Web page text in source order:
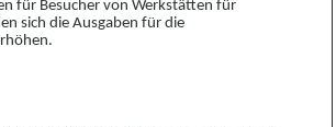
für Besucher von Werkstätten für
sich die Ausgaben für die